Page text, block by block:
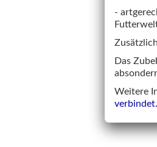
-
Das
Weitere